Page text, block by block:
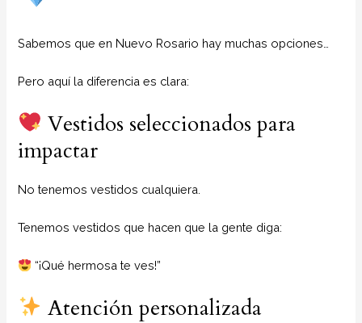
Sabemos que en Nuevo Rosario hay muchas opciones…
Pero aquí la diferencia es clara:
Vestidos seleccionados para
impactar
No tenemos vestidos cualquiera.
Tenemos vestidos que hacen que la gente diga:
“¡Qué hermosa te ves!”
Atención personalizada